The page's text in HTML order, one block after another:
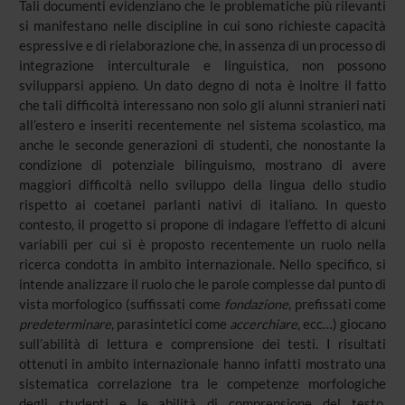
Tali documenti evidenziano che le problematiche più rilevanti
si manifestano nelle discipline in cui sono richieste capacità
espressive e di rielaborazione che, in assenza di un processo di
integrazione interculturale e linguistica, non possono
svilupparsi appieno. Un dato degno di nota è inoltre il fatto
che tali difficoltà interessano non solo gli alunni stranieri nati
all’estero e inseriti recentemente nel sistema scolastico, ma
anche le seconde generazioni di studenti, che nonostante la
condizione di potenziale bilinguismo, mostrano di avere
maggiori difficoltà nello sviluppo della lingua dello studio
rispetto ai coetanei parlanti nativi di italiano. In questo
contesto, il progetto si propone di indagare l’effetto di alcuni
variabili per cui si è proposto recentemente un ruolo nella
ricerca condotta in ambito internazionale. Nello specifico, si
intende analizzare il ruolo che le parole complesse dal punto di
vista morfologico (suffissati come fondazione, prefissati come
predeterminare, parasintetici come accerchiare, ecc…) giocano
sull’abilità di lettura e comprensione dei testi. I risultati
ottenuti in ambito internazionale hanno infatti mostrato una
sistematica correlazione tra le competenze morfologiche